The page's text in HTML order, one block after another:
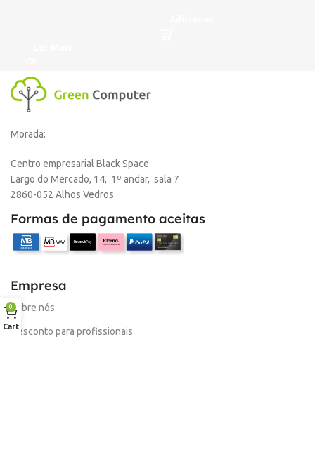
Morada:
Centro empresarial Black Space
Largo do Mercado, 14, 1º andar, sala 7
2860-052 Alhos Vedros
Formas de pagamento aceitas
Empresa
Sobre nós
Desconto para profissionais
0
Cart